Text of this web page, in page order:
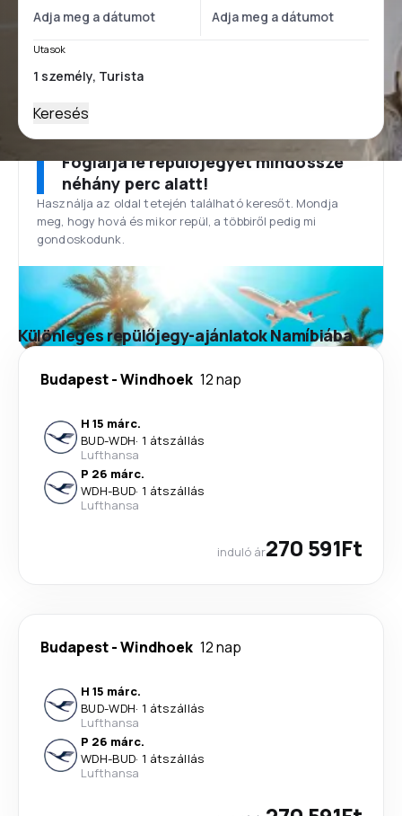
Utasok
Keresés
Foglalja le repülőjegyét mindössze
néhány perc alatt!
Használja az oldal tetején található keresőt. Mondja
meg, hogy hová és mikor repül, a többiről pedig mi
gondoskodunk.
Különleges repülőjegy-ajánlatok Namíbiába
Budapest-Windhoek 12 nap
H 15 márc.
BUD-WDH· 1 átszállás
Lufthansa
P 26 márc.
WDH-BUD· 1 átszállás
Lufthansa
induló ár270 591Ft
Budapest-Windhoek 12 nap
H 15 márc.
BUD-WDH· 1 átszállás
Lufthansa
P 26 márc.
WDH-BUD· 1 átszállás
Lufthansa